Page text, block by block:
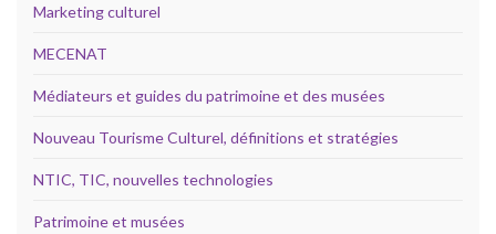
Marketing culturel
MECENAT
Médiateurs et guides du patrimoine et des musées
Nouveau Tourisme Culturel, définitions et stratégies
NTIC, TIC, nouvelles technologies
Patrimoine et musées